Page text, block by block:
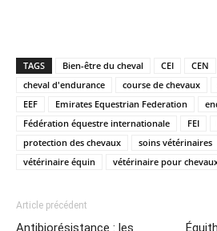
TAGS Bien-être du cheval CEI CEN
cheval d'endurance
course de chevaux
EEF
Emirates Equestrian Federation
Fédération équestre internationale
FEI
protection des chevaux
soins vétérinaires
vétérinaire équin
vétérinaire pour
Article précédent